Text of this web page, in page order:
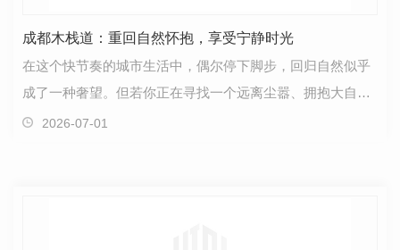
成都木栈道：重回自然怀抱，享受宁静时光
在这个快节奏的城市生活中，偶尔停下脚步，回归自然似乎
成了一种奢望。但若你正在寻找一个远离尘嚣、拥抱大自然
的理想去处，或许成都的木栈道会是一个..选择。成都…
2026-07-01